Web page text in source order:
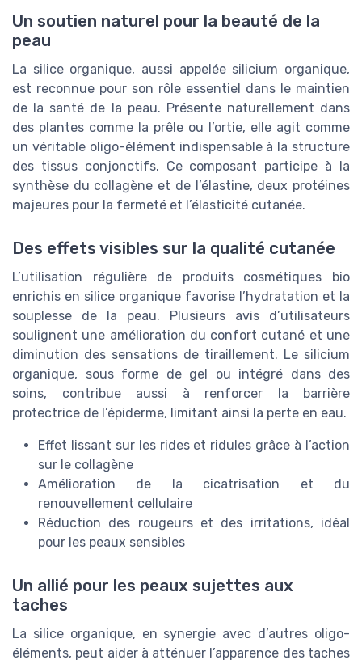
Un soutien naturel pour la beauté de la
peau
La silice organique, aussi appelée silicium organique,
est reconnue pour son rôle essentiel dans le maintien
de la santé de la peau. Présente naturellement dans
des plantes comme la prêle ou l’ortie, elle agit comme
un véritable oligo-élément indispensable à la structure
des tissus conjonctifs. Ce composant participe à la
synthèse du collagène et de l’élastine, deux protéines
majeures pour la fermeté et l’élasticité cutanée.
Des effets visibles sur la qualité cutanée
L’utilisation régulière de produits cosmétiques bio
enrichis en silice organique favorise l’hydratation et la
souplesse de la peau. Plusieurs avis d’utilisateurs
soulignent une amélioration du confort cutané et une
diminution des sensations de tiraillement. Le silicium
organique, sous forme de gel ou intégré dans des
soins, contribue aussi à renforcer la barrière
protectrice de l’épiderme, limitant ainsi la perte en eau.
Effet lissant sur les rides et ridules grâce à l’action
sur le collagène
Amélioration de la cicatrisation et du
renouvellement cellulaire
Réduction des rougeurs et des irritations, idéal
pour les peaux sensibles
Un allié pour les peaux sujettes aux
taches
La silice organique, en synergie avec d’autres oligo-
éléments, peut aider à atténuer l’apparence des taches